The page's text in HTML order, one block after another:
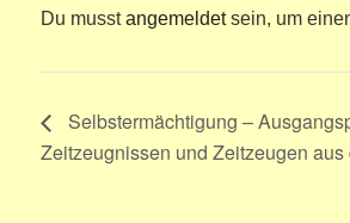
Du musstangemeldetsein, um
Selbstermächtigung –
Zeitzeugnissen und Zeitzeugen